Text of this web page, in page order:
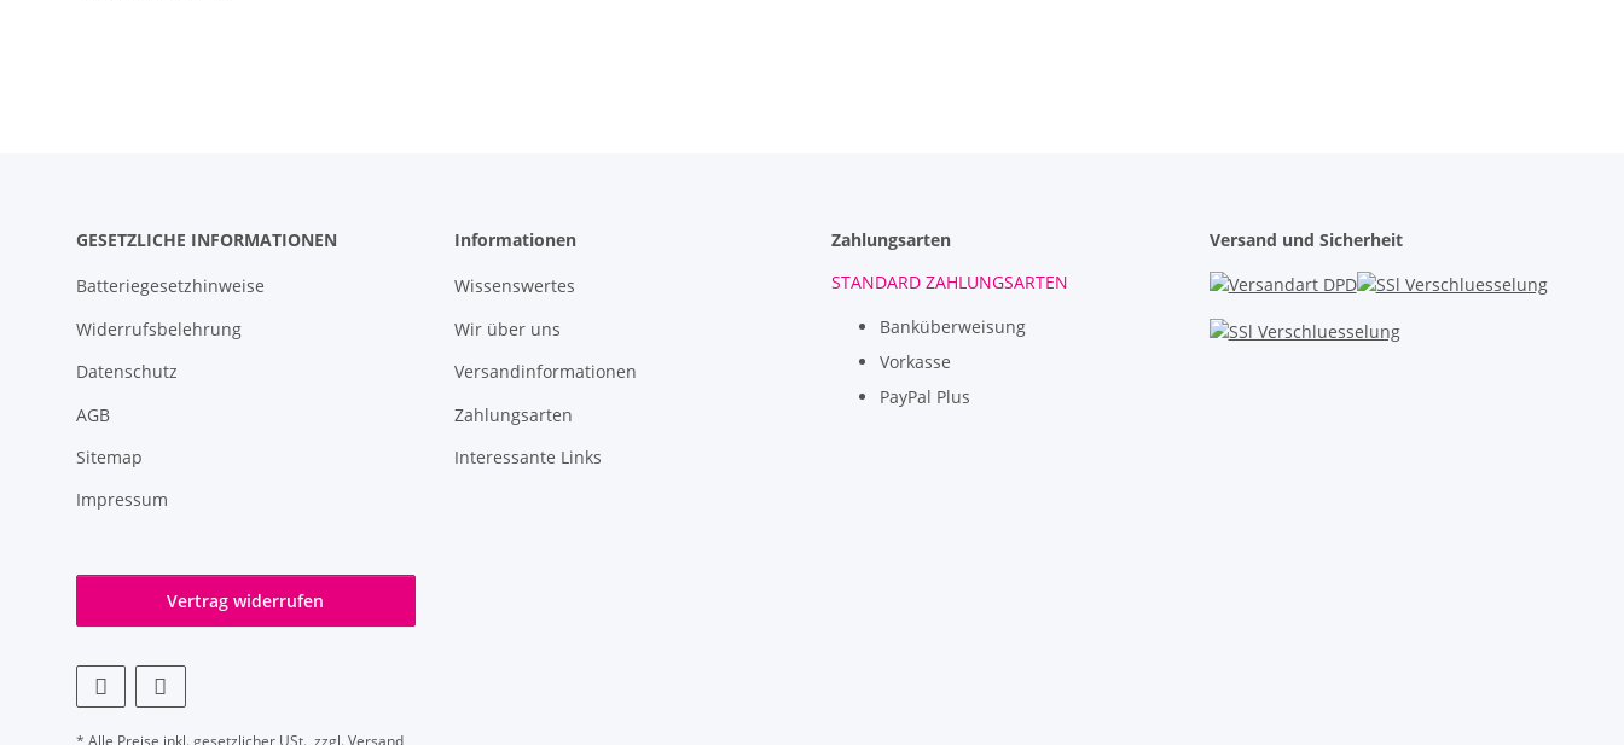
GESETZLICHE INFORMATIONEN
Batteriegesetzhinweise
Widerrufsbelehrung
Datenschutz
AGB
Sitemap
Impressum
Informationen
Wissenswertes
Wir über uns
Versandinformationen
Zahlungsarten
Interessante Links
Zahlungsarten
STANDARD ZAHLUNGSARTEN
Banküberweisung
Vorkasse
PayPal Plus
Versand und Sicherheit
Vertrag widerrufen
* Alle Preise inkl. gesetzlicher USt., zzgl. Versand